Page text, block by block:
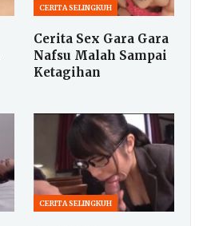
CERITA SELINGKUH
Cerita Sex Gara Gara
Nafsu Malah Sampai
Ketagihan
CERITA SELINGKUH